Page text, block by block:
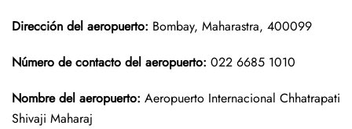
Dirección del aeropuerto: Bombay, Maharastra, 400099
Número de contacto del aeropuerto: 022 6685 1010
Nombre del aeropuerto: Aeropuerto Internacional Chhatrapati
Shivaji Maharaj